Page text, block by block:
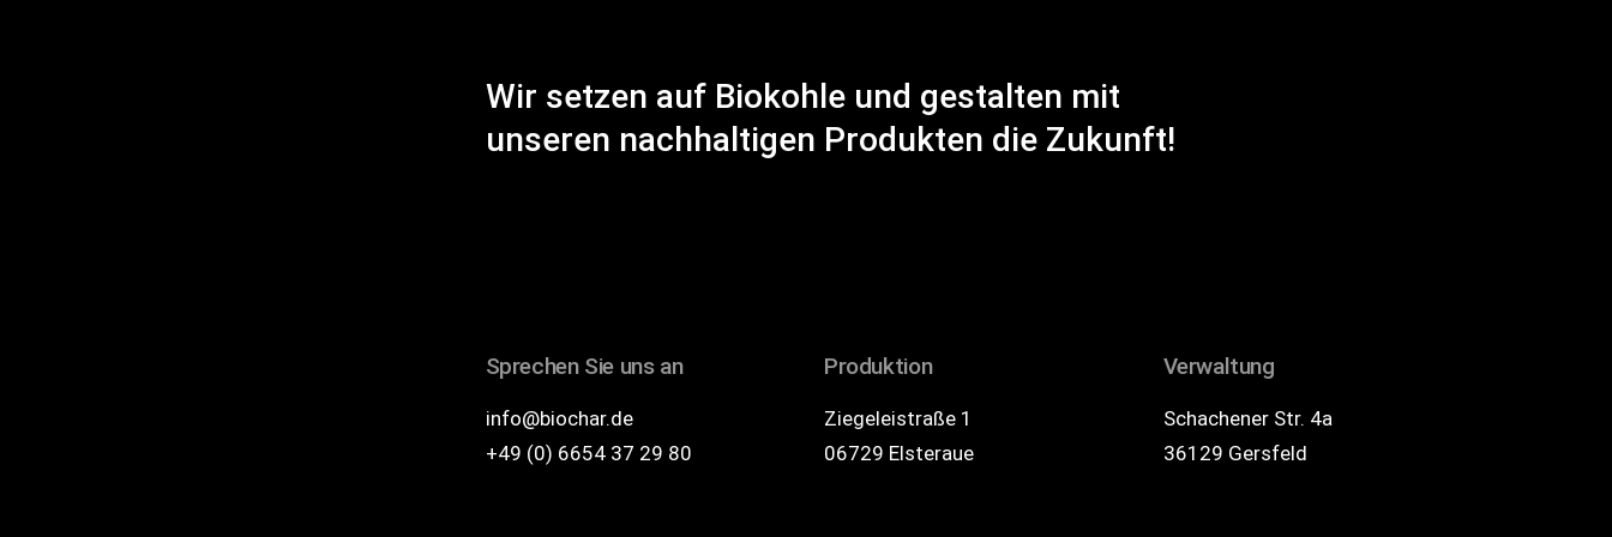
Wir setzen auf Biokohle und gestalten mit
unseren nachhaltigen Produkten die Zukunft!
Sprechen Sie uns an
info@biochar.de
+49 (0) 6654 37 29 80
Produktion
Ziegeleistraße 1
06729 Elsteraue
Verwaltung
Schachener Str. 4a
36129 Gersfeld